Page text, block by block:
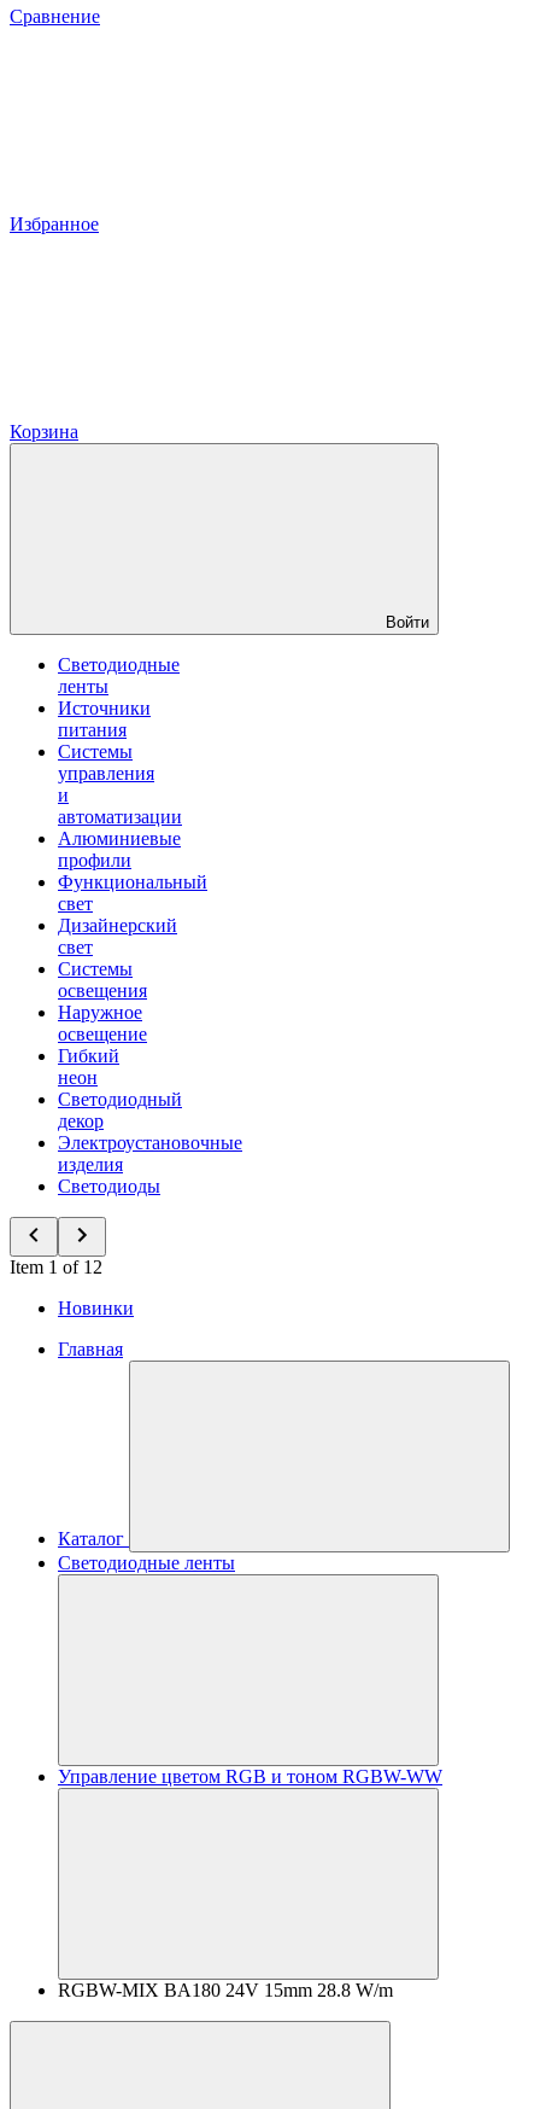
Сравнение
Избранное
Корзина
Войти
Светодиодные
ленты
Источники
питания
Системы
управления
и
автоматизации
Алюминиевые
профили
Функциональный
свет
Дизайнерский
свет
Системы
освещения
Наружное
освещение
Гибкий
неон
Светодиодный
декор
Электроустановочные
изделия
Светодиоды
Item 1 of 12
Новинки
Главная
Каталог
Светодиодные ленты
Управление цветом RGB и тоном RGBW-WW
RGBW-MIX BA180 24V 15mm 28.8 W/m